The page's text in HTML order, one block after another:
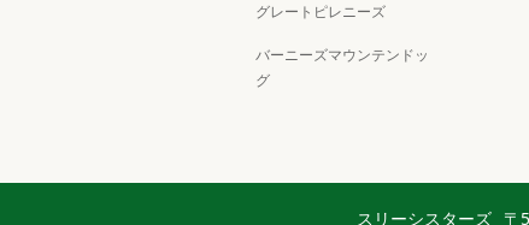
グレートピレニーズ
バーニーズマウンテンドッ
グ
スリーシスターズ 〒